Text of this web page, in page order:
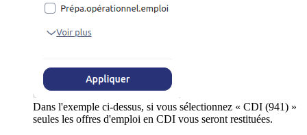
Dans l'exemple ci-dessus, si vous sélectionnez « CDI (941) »
seules les offres d'emploi en CDI vous seront restituées.